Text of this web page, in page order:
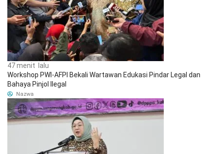
47 menit lalu
Workshop PWI-AFPI Bekali Wartawan Edukasi Pindar Legal dan
Bahaya Pinjol Ilegal
Nazwa